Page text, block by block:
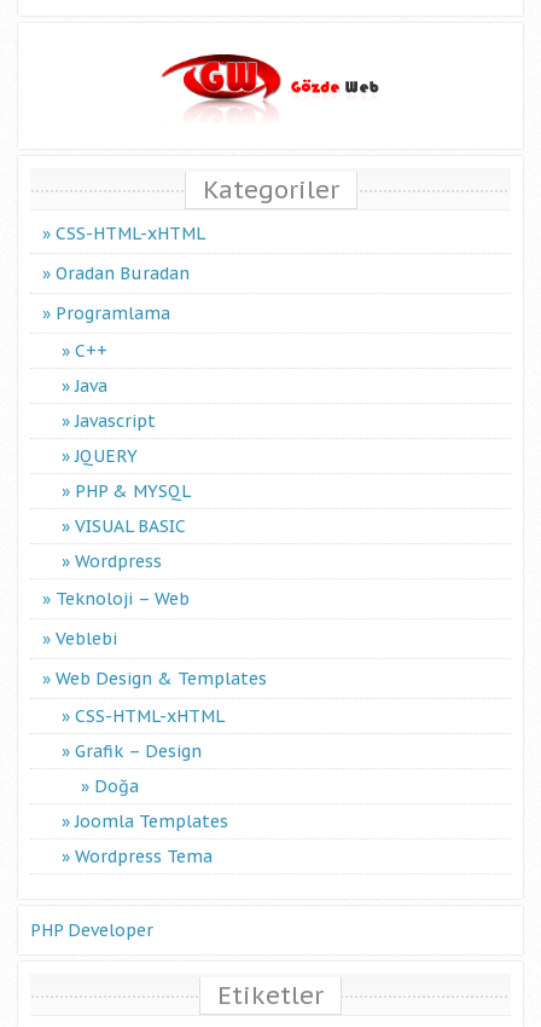
Kategoriler
CSS-HTML-xHTML
Oradan Buradan
Programlama
C++
Java
Javascript
JQUERY
PHP & MYSQL
VISUAL BASIC
Wordpress
Teknoloji – Web
Veblebi
Web Design & Templates
CSS-HTML-xHTML
Grafik – Design
Doğa
Joomla Templates
Wordpress Tema
PHP Developer
Etiketler